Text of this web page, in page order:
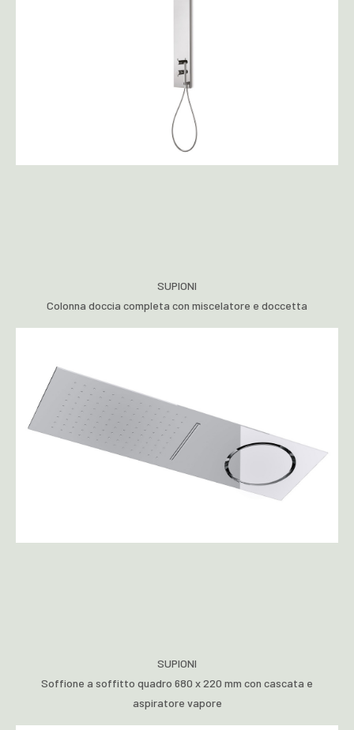
SUPIONI
Colonna doccia completa con miscelatore e doccetta
SUPIONI
Soffione a soffitto quadro 680 x 220 mm con cascata e
aspiratore vapore